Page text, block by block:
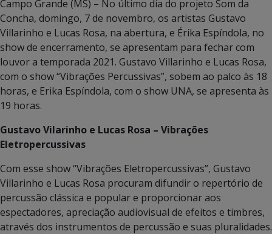
Campo Grande (MS) – No último dia do projeto Som da
Concha, domingo, 7 de novembro, os artistas Gustavo
Villarinho e Lucas Rosa, na abertura, e Érika Espíndola, no
show de encerramento, se apresentam para fechar com
louvor a temporada 2021. Gustavo Villarinho e Lucas Rosa,
com o show “Vibrações Percussivas”, sobem ao palco às 18
horas, e Erika Espíndola, com o show UNA, se apresenta às
19 horas.
Gustavo Vilarinho e Lucas Rosa – Vibrações
Eletropercussivas
Com esse show “Vibrações Eletropercussivas”, Gustavo
Villarinho e Lucas Rosa procuram difundir o repertório de
percussão clássica e popular e proporcionar aos
espectadores, apreciação audiovisual de efeitos e timbres,
através dos instrumentos de percussão e suas pluralidades.